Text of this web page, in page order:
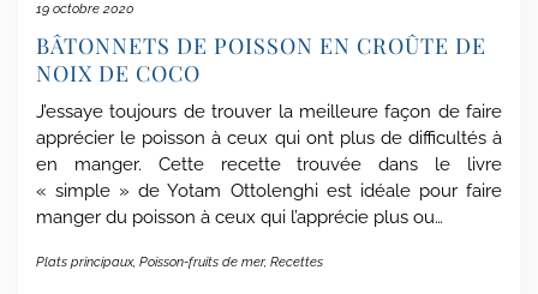
19 octobre 2020
BÂTONNETS DE POISSON EN CROÛTE DE
NOIX DE COCO
J’essaye toujours de trouver la meilleure façon de faire
apprécier le poisson à ceux qui ont plus de difficultés à
en manger. Cette recette trouvée dans le livre
« simple » de Yotam Ottolenghi est idéale pour faire
manger du poisson à ceux qui l’apprécie plus ou…
Plats principaux, Poisson-fruits de mer, Recettes